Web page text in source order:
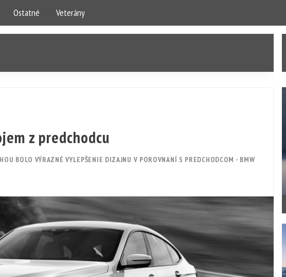
Ostatné Veterány
z predchodcu
BOLO VÝRAZNÉ VYLEPŠENIE DIZAJNU V POROVNANÍ S PREDCHODCOM - BMW